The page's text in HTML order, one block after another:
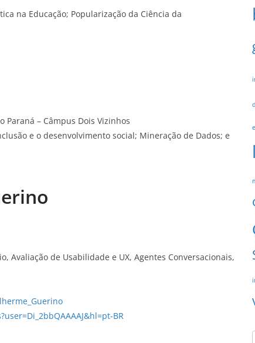
na Educação; Popularização da Ciência da
Paraná – Câmpus Dois Vizinhos
e o desenvolvimento social; Mineração de Dados; e
Avaliação de Usabilidade e UX, Agentes Conversacionais,
BR